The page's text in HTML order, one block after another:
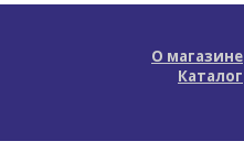
О магазине
Каталог